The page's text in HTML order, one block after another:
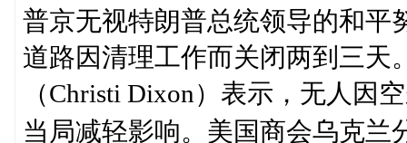
普京无视特朗普总统领导的和平
道路因清理工作而关闭两到三天
（Christi Dixon）表示，无人因
当局减轻影响。美国商会乌克兰